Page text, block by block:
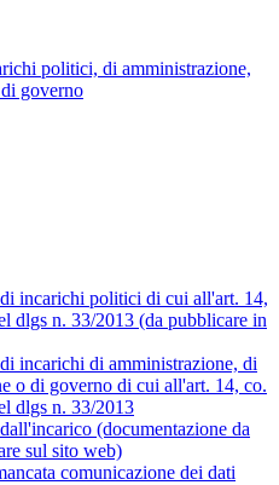
politici, di amministrazione,
governo
incarichi politici di cui all'art. 14,
dlgs n. 33/2013 (da pubblicare in
incarichi di amministrazione, di
o di governo di cui all'art. 14, co.
dlgs n. 33/2013
(documentazione da
sul sito web)
comunicazione dei dati